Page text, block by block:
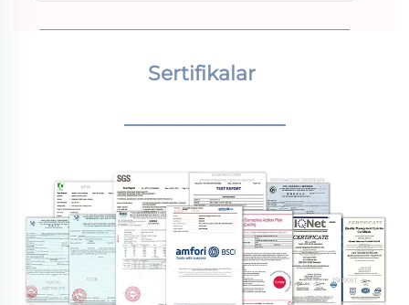
Sertifikalar
________________